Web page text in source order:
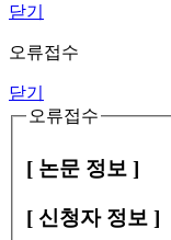
닫기
오류접수
닫기
오류접수
[ 논문 정보 ]
[ 신청자 정보 ]